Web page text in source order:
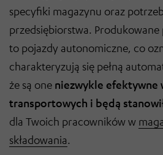
specyfiki magazynu oraz
przedsiębiorstwa. Produkowane
to pojazdy autonomiczne, co
charakteryzują się pełną
że są one niezwykle efektywne
transportowych i będą
dla Twoich pracowników w
składowania.